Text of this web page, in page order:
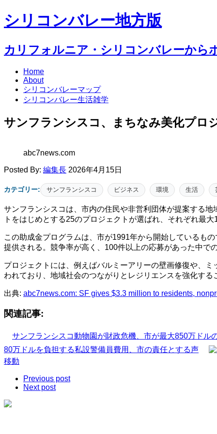
シリコンバレー地方版
カリフォルニア・シリコンバレーから
Home
About
シリコンバレーマップ
シリコンバレー生活雑学
サンフランシスコ、まちなみ美化プロ
abc7news.com
Posted By: 編集長 2026年4月15日
カテゴリー: サンフランシスコ ビジネス 環境 生活
サンフランシスコは、市内の住民や非営利団体が提案する
トをはじめとする25のプロジェクトが選ばれ、それぞれ最
この助成金プログラムは、市が1991年から開始しているも
提供される。競争率が高く、100件以上の応募があった中で
プロジェクトには、例えばバルミーアリーの壁画修復や、
われており、地域社会のつながりとレジリエンスを強化する
出典: abc7news.com: SF gives $3.3 million to residents,
関連記事:
サンフランシスコ動物園が財政危機、市が最大850万ドル
80万ドルを負担する私設警備員費用、市の責任とする声
移動
Previous post
Next post